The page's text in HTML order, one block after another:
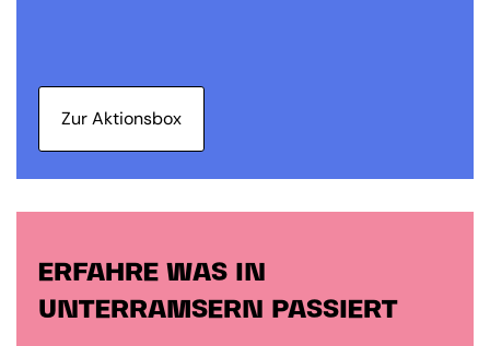
Zur Aktionsbox
ERFAHRE WAS IN
UNTERRAMSERN PASSIERT